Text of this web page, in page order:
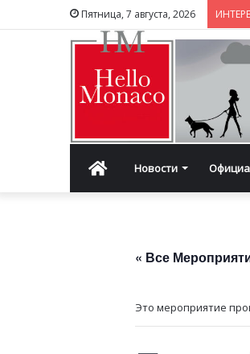
Пятница, 7 августа, 2026
ГлавнаяНовости
« Все
Это мероприятие